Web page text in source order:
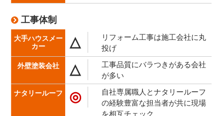
工事体制
△
リフォーム工事は施工会社に丸
投げ
△
工事品質にバラつきがある会社
が多い
◎
自社専属職人とナタリールーフ
の経験豊富な担当者が共に現場
を相互チェック